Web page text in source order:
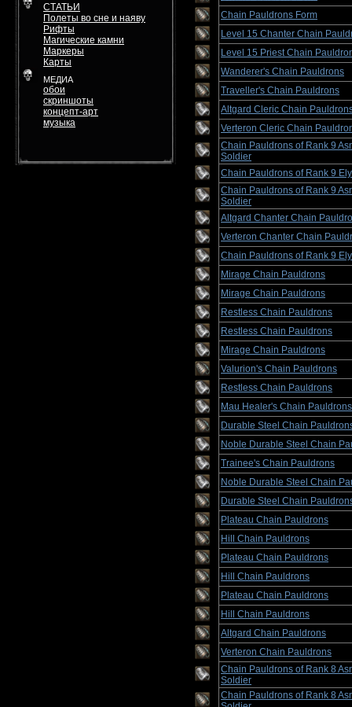
СТАТЬИ
Полеты во сне и наяву
Рифты
Магические камни
Маркеры
Карты
МЕДИА
обои
скриншоты
концепт-арт
музыка
Chain Pauldrons Form
Level 15 Chanter Chain
Level 15 Priest Chain
Wanderer's Chain Pauldrons
Traveller's Chain Pauldrons
Altgard Cleric Chain
Verteron Cleric Chain
Chain Pauldrons of Rank 9
Soldier
Chain Pauldrons of Rank 9
Chain Pauldrons of Rank 9
Soldier
Altgard Chanter Chain
Verteron Chanter Chain
Chain Pauldrons of Rank 9
Mirage Chain Pauldrons
Mirage Chain Pauldrons
Restless Chain Pauldrons
Restless Chain Pauldrons
Mirage Chain Pauldrons
Valurion's Chain Pauldrons
Restless Chain Pauldrons
Mau Healer's Chain Pauldrons
Durable Steel Chain
Noble Durable Steel Chain
Trainee's Chain Pauldrons
Noble Durable Steel Chain
Durable Steel Chain
Plateau Chain Pauldrons
Hill Chain Pauldrons
Plateau Chain Pauldrons
Hill Chain Pauldrons
Plateau Chain Pauldrons
Hill Chain Pauldrons
Altgard Chain Pauldrons
Verteron Chain Pauldrons
Chain Pauldrons of Rank 8
Soldier
Chain Pauldrons of Rank 8